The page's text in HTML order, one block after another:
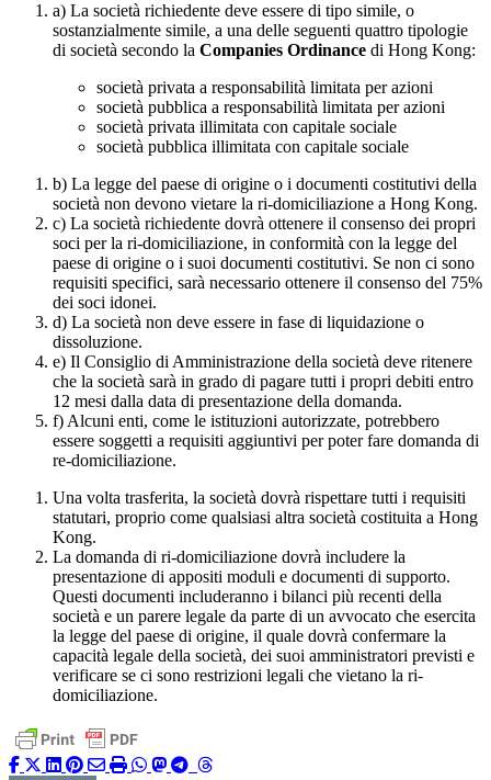
a) La società richiedente deve essere di tipo simile, o
sostanzialmente simile, a una delle seguenti quattro tipologie
di società secondo la Companies Ordinance di Hong Kong:
società privata a responsabilità limitata per azioni
società pubblica a responsabilità limitata per azioni
società privata illimitata con capitale sociale
società pubblica illimitata con capitale sociale
b) La legge del paese di origine o i documenti costitutivi della
società non devono vietare la ri-domiciliazione a Hong Kong.
c) La società richiedente dovrà ottenere il consenso dei propri
soci per la ri-domiciliazione, in conformità con la legge del
paese di origine o i suoi documenti costitutivi. Se non ci sono
requisiti specifici, sarà necessario ottenere il consenso del 75%
dei soci idonei.
d) La società non deve essere in fase di liquidazione o
dissoluzione.
e) Il Consiglio di Amministrazione della società deve ritenere
che la società sarà in grado di pagare tutti i propri debiti entro
12 mesi dalla data di presentazione della domanda.
f) Alcuni enti, come le istituzioni autorizzate, potrebbero
essere soggetti a requisiti aggiuntivi per poter fare domanda di
re-domiciliazione.
Una volta trasferita, la società dovrà rispettare tutti i requisiti
statutari, proprio come qualsiasi altra società costituita a Hong
Kong.
La domanda di ri-domiciliazione dovrà includere la
presentazione di appositi moduli e documenti di supporto.
Questi documenti includeranno i bilanci più recenti della
società e un parere legale da parte di un avvocato che esercita
la legge del paese di origine, il quale dovrà confermare la
capacità legale della società, dei suoi amministratori previsti e
verificare se ci sono restrizioni legali che vietano la ri-
domiciliazione.